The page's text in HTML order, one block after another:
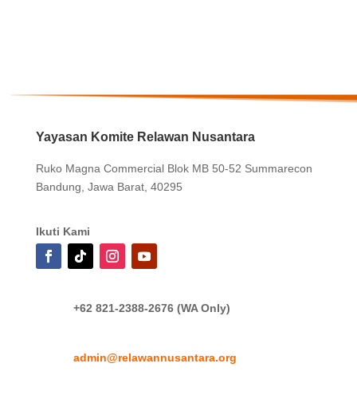
Yayasan Komite Relawan Nusantara
Ruko Magna Commercial Blok MB 50-52 Summarecon
Bandung, Jawa Barat, 40295
Ikuti Kami
+62 821-2388-2676 (WA Only)
admin@relawannusantara.org